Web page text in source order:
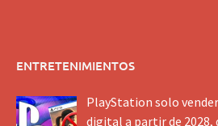
ENTRETENIMIENTOS
PlayStation solo
digital a partir de 2028,